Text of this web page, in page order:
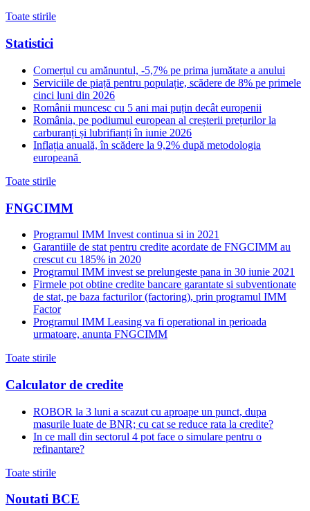
Toate stirile
Statistici
Comerțul cu amănuntul, -5,7% pe prima jumătate a anului
Serviciile de piață pentru populație, scădere de 8% pe primele
cinci luni din 2026
Românii muncesc cu 5 ani mai puțin decât europenii
România, pe podiumul european al creșterii prețurilor la
carburanți și lubrifianți în iunie 2026
Inflația anuală, în scădere la 9,2% după metodologia
europeană
Toate stirile
FNGCIMM
Programul IMM Invest continua si in 2021
Garantiile de stat pentru credite acordate de FNGCIMM au
crescut cu 185% in 2020
Programul IMM invest se prelungeste pana in 30 iunie 2021
Firmele pot obtine credite bancare garantate si subventionate
de stat, pe baza facturilor (factoring), prin programul IMM
Factor
Programul IMM Leasing va fi operational in perioada
urmatoare, anunta FNGCIMM
Toate stirile
Calculator de credite
ROBOR la 3 luni a scazut cu aproape un punct, dupa
masurile luate de BNR; cu cat se reduce rata la credite?
In ce mall din sectorul 4 pot face o simulare pentru o
refinantare?
Toate stirile
Noutati BCE